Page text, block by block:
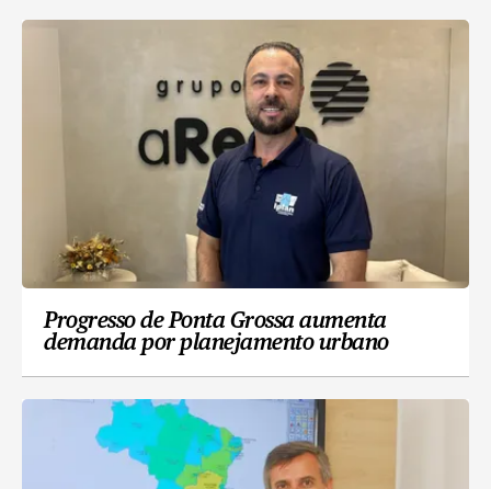
Progresso de Ponta Grossa aumenta
demanda por planejamento urbano